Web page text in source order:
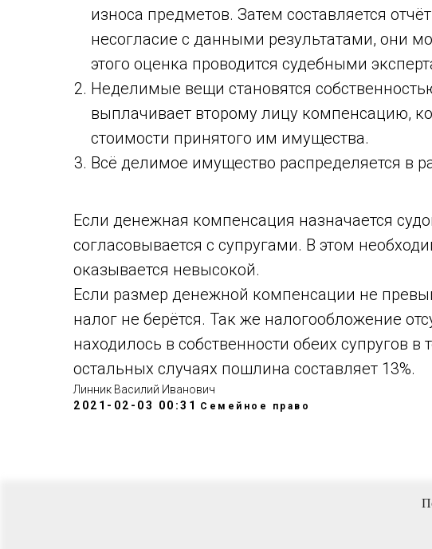
износа предметов. Затем составляется
несогласие с данными результатами, они
этого оценка проводится судебными
Неделимые вещи становятся
выплачивает второму лицу компенсацию,
стоимости принятого им имущества.
Всё делимое имущество распределяется в
Если денежная компенсация назначается
согласовывается с супругами. В этом
оказывается невысокой.
Если размер денежной компенсации не
налог не берётся. Так же налогообложение
находилось в собственности обеих супругов
остальных случаях пошлина составляет 13%.
Линник Василий Иванович
2021-02-03 00:31
Семейное право